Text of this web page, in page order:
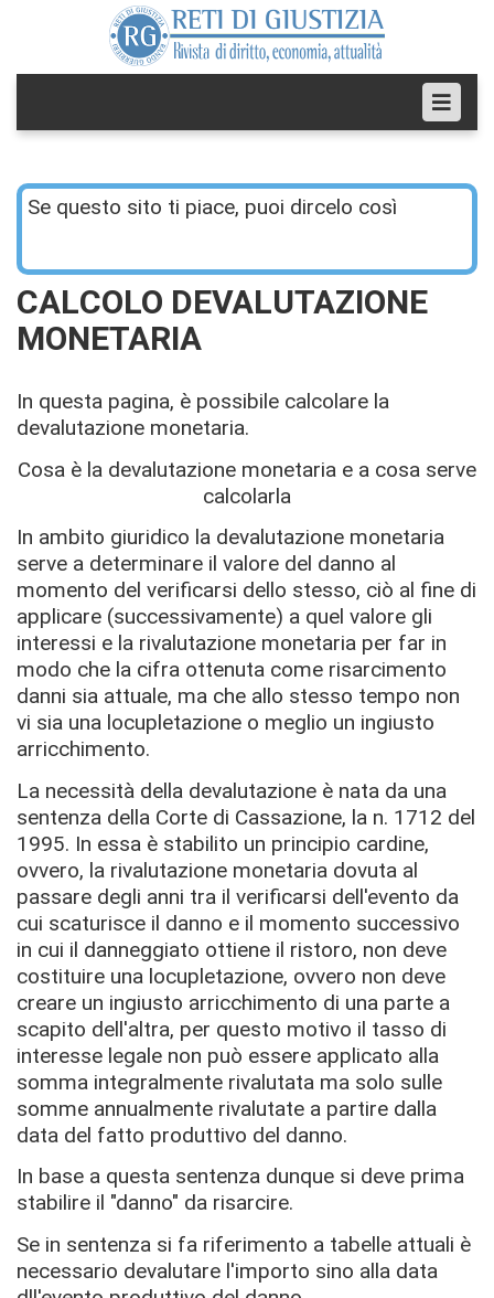
Se questo sito ti piace, puoi dircelo così
CALCOLO DEVALUTAZIONE
MONETARIA
In questa pagina, è possibile calcolare la
devalutazione monetaria.
Cosa è la devalutazione monetaria e a cosa serve
calcolarla
In ambito giuridico la devalutazione monetaria
serve a determinare il valore del danno al
momento del verificarsi dello stesso, ciò al fine di
applicare (successivamente) a quel valore gli
interessi e la rivalutazione monetaria per far in
modo che la cifra ottenuta come risarcimento
danni sia attuale, ma che allo stesso tempo non
vi sia una locupletazione o meglio un ingiusto
arricchimento.
La necessità della devalutazione è nata da una
sentenza della Corte di Cassazione, la n. 1712 del
1995. In essa è stabilito un principio cardine,
ovvero, la rivalutazione monetaria dovuta al
passare degli anni tra il verificarsi dell'evento da
cui scaturisce il danno e il momento successivo
in cui il danneggiato ottiene il ristoro, non deve
costituire una locupletazione, ovvero non deve
creare un ingiusto arricchimento di una parte a
scapito dell'altra, per questo motivo il tasso di
interesse legale non può essere applicato alla
somma integralmente rivalutata ma solo sulle
somme annualmente rivalutate a partire dalla
data del fatto produttivo del danno.
In base a questa sentenza dunque si deve prima
stabilire il "danno" da risarcire.
Se in sentenza si fa riferimento a tabelle attuali è
necessario devalutare l'importo sino alla data